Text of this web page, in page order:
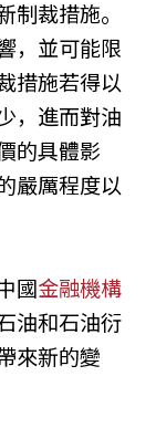
裁措施。
，並可能限
措施若得以
，進而對油
的具體影
嚴厲程度以
國金融機構
油和石油衍
來新的變